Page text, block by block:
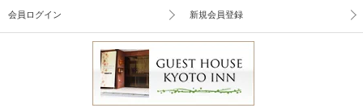
会員ログイン 新規会員登録